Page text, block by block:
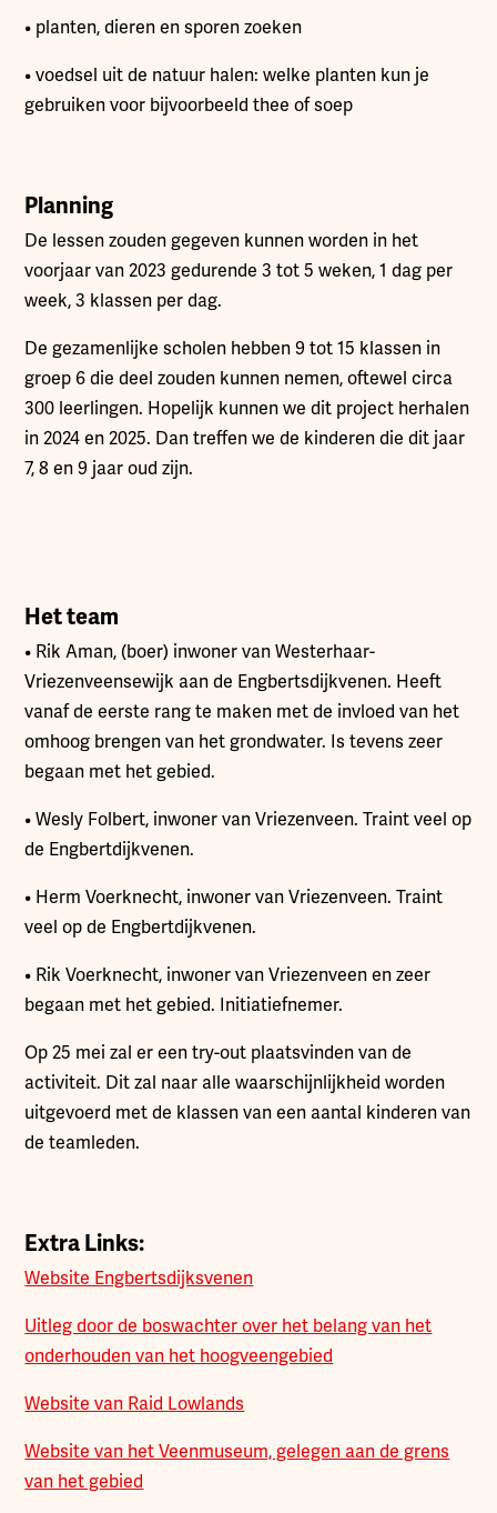
• planten, dieren en sporen zoeken
• voedsel uit de natuur halen: welke planten kun je
gebruiken voor bijvoorbeeld thee of soep
Planning
De lessen zouden gegeven kunnen worden in het
voorjaar van 2023 gedurende 3 tot 5 weken, 1 dag per
week, 3 klassen per dag.
De gezamenlijke scholen hebben 9 tot 15 klassen in
groep 6 die deel zouden kunnen nemen, oftewel circa
300 leerlingen. Hopelijk kunnen we dit project herhalen
in 2024 en 2025. Dan treffen we de kinderen die dit jaar
7, 8 en 9 jaar oud zijn.
Het team
• Rik Aman, (boer) inwoner van Westerhaar-
Vriezenveensewijk aan de Engbertsdijkvenen. Heeft
vanaf de eerste rang te maken met de invloed van het
omhoog brengen van het grondwater. Is tevens zeer
begaan met het gebied.
• Wesly Folbert, inwoner van Vriezenveen. Traint veel op
de Engbertdijkvenen.
• Herm Voerknecht, inwoner van Vriezenveen. Traint
veel op de Engbertdijkvenen.
• Rik Voerknecht, inwoner van Vriezenveen en zeer
begaan met het gebied. Initiatiefnemer.
Op 25 mei zal er een try-out plaatsvinden van de
activiteit. Dit zal naar alle waarschijnlijkheid worden
uitgevoerd met de klassen van een aantal kinderen van
de teamleden.
Extra Links:
Website Engbertsdijksvenen
Uitleg door de boswachter over het belang van het
onderhouden van het hoogveengebied
Website van Raid Lowlands
Website van het Veenmuseum, gelegen aan de grens
van het gebied